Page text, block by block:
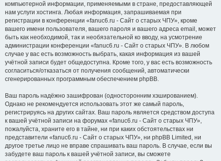
компьютерной информации, применяемыми в стране, предоставляющей
нам услуги хостинга. Любая информация, запрашиваемая при
регистрации в конференции «fanuc6.ru - Сайт о старых ЧПУ», кроме
вашего имени пользователя, вашего пароля и вашего адреса email, может
быть как необходимой, так и необязательной ко вводу, на усмотрение
администрации конференции «fanuc6.ru - Сайт о старых ЧПУ». В любом
случае у вас есть возможность выбрать, какая информация из вашей
учётной записи будет общедоступна. Кроме того, у вас есть возможность
согласиться/отказаться от получения сообщений, автоматически
сгенерированных программным обеспечением phpBB.
Ваш пароль надёжно зашифрован (односторонним хэшированием).
Однако не рекомендуется использовать этот же самый пароль,
регистрируясь на других сайтах. Ваш пароль является средством доступа
к вашей учётной записи на форумах «fanuc6.ru - Сайт о старых ЧПУ»,
пожалуйста, храните его в тайне, ни при каких обстоятельствах ни
представители «fanuc6.ru - Сайт о старых ЧПУ», ни phpBB Limited, ни
другое третье лицо не вправе спрашивать ваш пароль. В случае, если вы
забудете ваш пароль к вашей учётной записи, вы сможете